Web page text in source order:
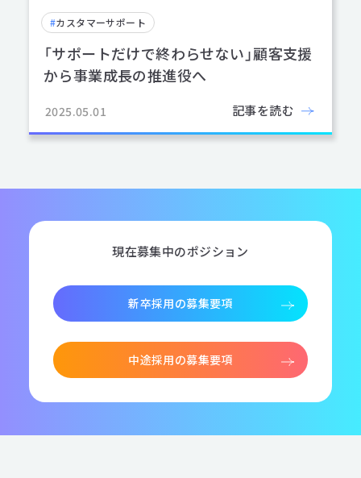
#カスタマーサポート
「サポートだけで終わらせない」顧客支援
から事業成長の推進役へ
2025.05.01 記事を読む
現在募集中のポジション
新卒採用の募集要項
中途採用の募集要項